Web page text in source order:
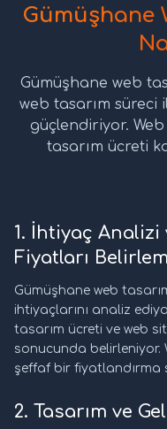
Gümüşhane
Gümüşhane web
web tasarım süreci
güçlendiriyor.
tasarım ücreti
1. İhtiyaç Analizi
Fiyatları
Gümüşhane web
ihtiyaçlarını analiz
tasarım ücreti ve web
sonucunda belirleniyor.
şeffaf bir fiyatlandırma
2. Tasarım ve